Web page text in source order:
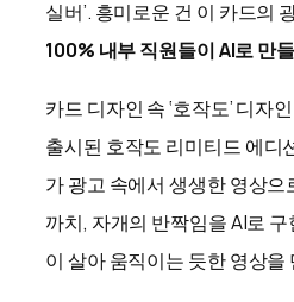
실버’. 흥미로운 건 이 카드의
100% 내부 직원들이 AI로 만
카드 디자인 속 ‘호작도’ 디자
출시된 호작도 리미티드 에디
가 광고 속에서 생생한 영상
까치, 자개의 반짝임을 AI로
이 살아 움직이는 듯한 영상을